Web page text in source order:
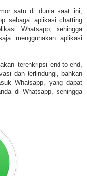
satu di dunia saat ini,
sebagai aplikasi chatting
Whatsapp, sehingga
menggunakan aplikasi
terenkripsi end-to-end,
dan terlindungi, bahkan
Whatsapp, yang dapat
di Whatsapp, sehingga